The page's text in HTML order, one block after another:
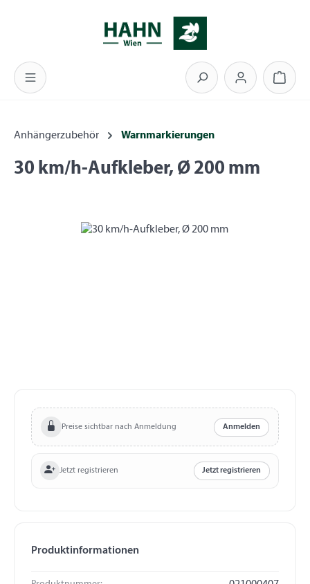
Anhängerzubehör Warnmarkierungen
30 km/h-Aufkleber, Ø 200 mm
Bildergalerie überspringen
Preise sichtbar nach Anmeldung Anmelden
Jetzt registrieren Jetzt registrieren
Produktinformationen